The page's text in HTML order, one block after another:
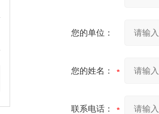
您的单位：
您的姓名：
联系电话：